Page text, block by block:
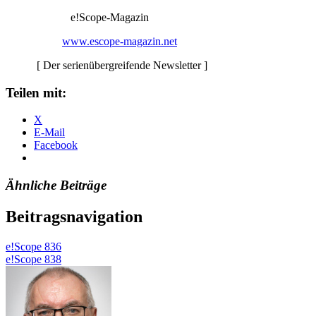
e!Scope-Magazin
www.escope-magazin.net
[ Der serienübergreifende Newsletter ]
Teilen mit:
X
E-Mail
Facebook
Ähnliche Beiträge
Beitragsnavigation
e!Scope 836
e!Scope 838